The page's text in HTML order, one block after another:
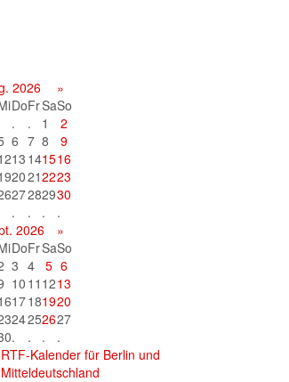
2026
»
DoFrSaSo
. . 1
2
6 7 8
9
13 141516
20212223
27282930
. . .
.
2026
»
DoFrSaSo
3 4 5 6
10 11 1213
17181920
24252627
. . .
.
RTF-Kalender für Berlin und
Mitteldeutschland